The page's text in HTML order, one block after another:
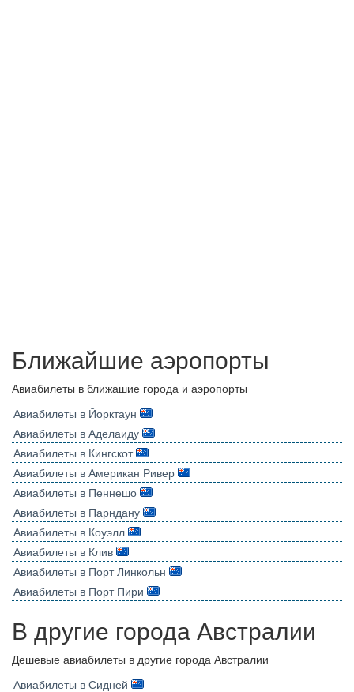
Ближайшие аэропорты
Авиабилеты в ближашие города и аэропорты
Авиабилеты в Йорктаун
Авиабилеты в Аделаиду
Авиабилеты в Кингскот
Авиабилеты в Американ Ривер
Авиабилеты в Пеннешо
Авиабилеты в Парндану
Авиабилеты в Коуэлл
Авиабилеты в Клив
Авиабилеты в Порт Линкольн
Авиабилеты в Порт Пири
В другие города Австралии
Дешевые авиабилеты в другие города Австралии
Авиабилеты в Сидней